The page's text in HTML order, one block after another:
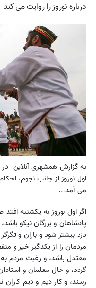
درباره نوروز را روایت می کند
به گزارش همشهری آنلاین
اول نوروز از جانب نجوم،
می آمد...
اگر اول نوروز به یکشنبه
پادشاهان و بزرگان نیکو
دزد بیشتر شود و باران و
مردمان را از یکدگیر خیر و
معتدل باشد، و رغبت مردم
گردد، و حال معلمان و
رسند، و کار دیم و دیم کاران